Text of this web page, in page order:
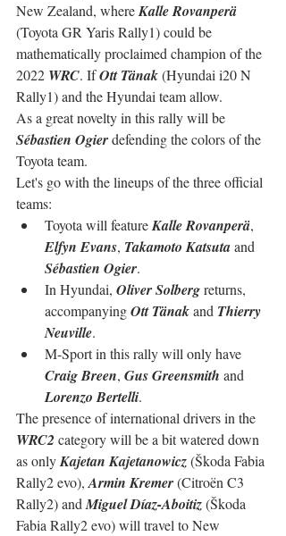
New Zealand, where Kalle Rovanperä
(Toyota GR Yaris Rally1) could be
mathematically proclaimed champion of the
2022 WRC. If Ott Tänak (Hyundai i20 N
Rally1) and the Hyundai team allow.
As a great novelty in this rally will be
Sébastien Ogier defending the colors of the
Toyota team.
Let's go with the lineups of the three official
teams:
Toyota will feature Kalle Rovanperä,
Elfyn Evans, Takamoto Katsuta and
Sébastien Ogier.
In Hyundai, Oliver Solberg returns,
accompanying Ott Tänak and Thierry
Neuville.
M-Sport in this rally will only have
Craig Breen, Gus Greensmith and
Lorenzo Bertelli.
The presence of international drivers in the
WRC2 category will be a bit watered down
as only Kajetan Kajetanowicz (Škoda Fabia
Rally2 evo), Armin Kremer (Citroën C3
Rally2) and Miguel Díaz-Aboitiz (Škoda
Fabia Rally2 evo) will travel to New